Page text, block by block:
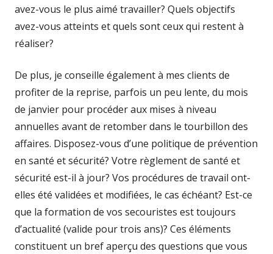
avez-vous le plus aimé travailler? Quels objectifs
avez-vous atteints et quels sont ceux qui restent à
réaliser?
De plus, je conseille également à mes clients de
profiter de la reprise, parfois un peu lente, du mois
de janvier pour procéder aux mises à niveau
annuelles avant de retomber dans le tourbillon des
affaires. Disposez-vous d’une politique de prévention
en santé et sécurité? Votre règlement de santé et
sécurité est-il à jour? Vos procédures de travail ont-
elles été validées et modifiées, le cas échéant? Est-ce
que la formation de vos secouristes est toujours
d’actualité (valide pour trois ans)? Ces éléments
constituent un bref aperçu des questions que vous